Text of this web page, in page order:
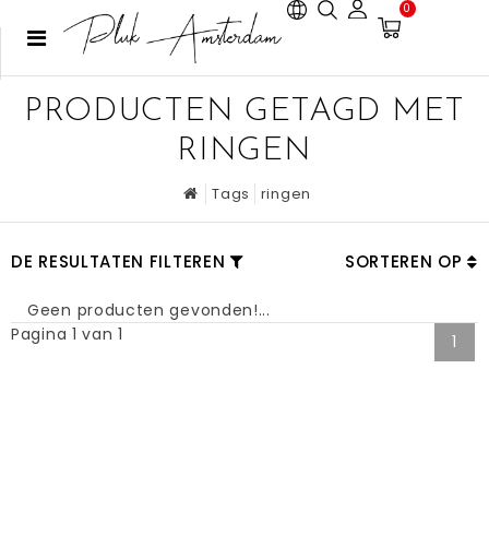
0
PRODUCTEN GETAGD MET
RINGEN
Tags ringen
DE RESULTATEN FILTEREN SORTEREN OP
Geen producten gevonden!...
Pagina 1 van 1
1